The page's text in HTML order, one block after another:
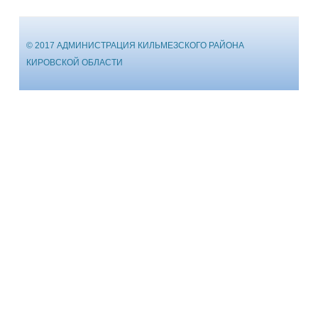
© 2017 АДМИНИСТРАЦИЯ КИЛЬМЕЗСКОГО РАЙОНА
КИРОВСКОЙ ОБЛАСТИ